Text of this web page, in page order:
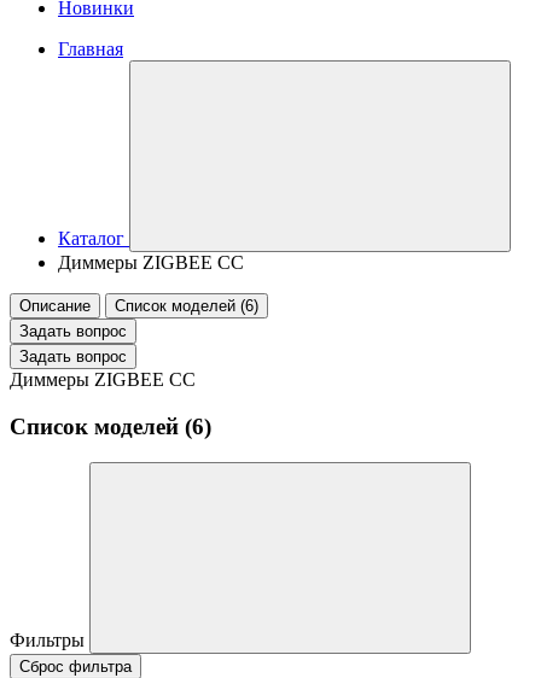
Новинки
Главная
Каталог
Диммеры ZIGBEE CC
Описание
Список моделей (6)
Задать вопрос
Задать вопрос
Диммеры ZIGBEE CC
Список моделей (6)
Фильтры
Сброс фильтра